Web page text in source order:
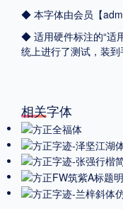
◆ 本字体由会员【
◆ 适用硬件标注的“适
统上进行了测试，装
相关字体